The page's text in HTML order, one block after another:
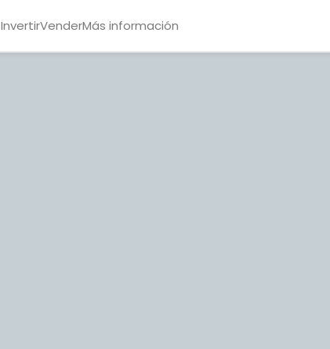
InvertirVenderMás información